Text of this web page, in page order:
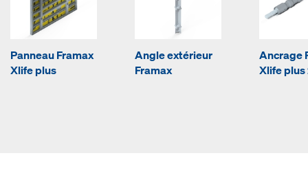
Panneau Framax
Xlife plus
Angle extérieur
Framax
Ancrage
Xlife plus